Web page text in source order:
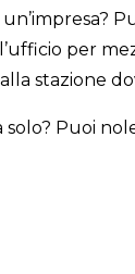
per
stazione
solo? Puoi